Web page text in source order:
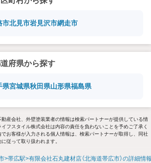
市北見市岩見沢市網走市
府県から探す
県宮城県秋田県山形県福島県
産会社、外壁塗装業者の情報は検索パートナーが提供している情
フスタイル株式会社は内容の責任を負わないことを予めご了承く
お客様が入力される個人情報は、検索パートナーが取得し、同社
従って取り扱われます。
帯広駅 有限会社石丸建材店（北海道帯広市）の詳細情